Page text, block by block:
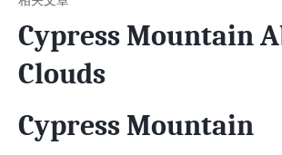
Cypress Mountain
Clouds
Cypress Mountain